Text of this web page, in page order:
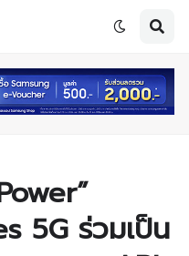
5G ร่วมเป็น